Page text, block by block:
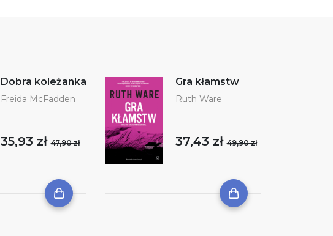
Dobra koleżanka
Freida McFadden
35,93 zł47,90 zł
Gra kłamstw
Ruth Ware
37,43 zł49,90 zł